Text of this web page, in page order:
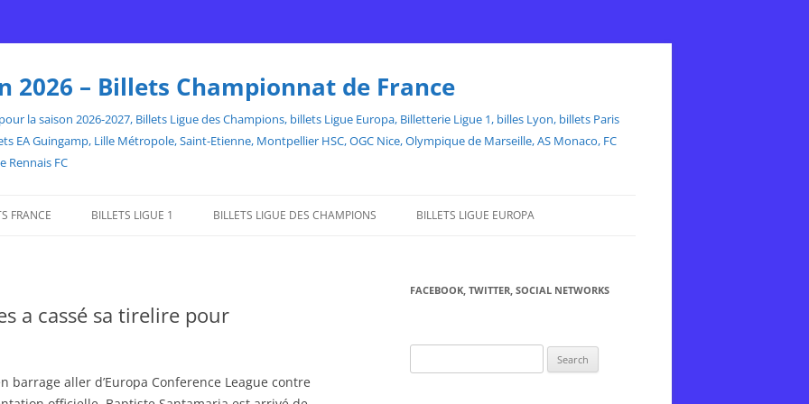
2026 – Billets Championnat de France
la saison 2026-2027, Billets Ligue des Champions, billets Ligue Europa, Billetterie Ligue 1, billes Lyon, billets Paris
EA Guingamp, Lille Métropole, Saint-Etienne, Montpellier HSC, OGC Nice, Olympique de Marseille, AS Monaco, FC
Rennais FC
FRANCE BILLETS LIGUE 1 BILLETS LIGUE DES CHAMPIONS BILLETS LIGUE EUROPA
a cassé sa tirelire pour
barrage aller d’Europa Conference League contre
FACEBOOK, TWITTER, SOCIAL NETWORKS
for: